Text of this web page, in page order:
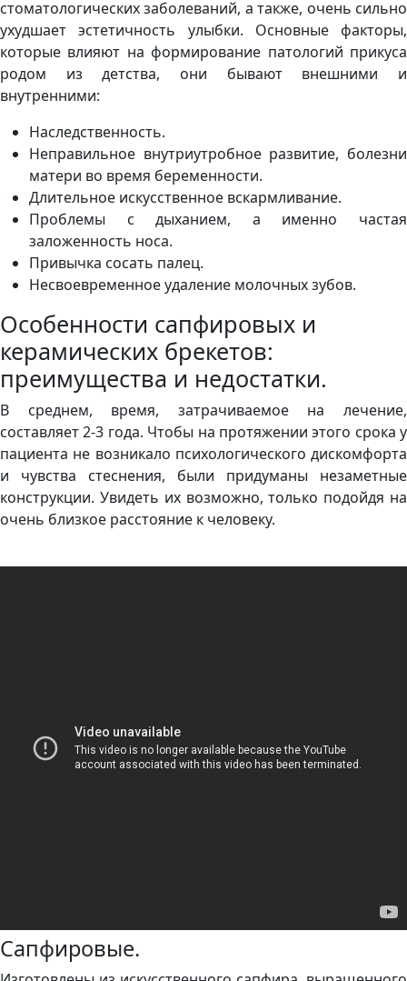
стоматологических заболеваний, а также, очень сильно
ухудшает эстетичность улыбки. Основные факторы,
которые влияют на формирование патологий прикуса
родом из детства, они бывают внешними и
внутренними:
Наследственность.
Неправильное внутриутробное развитие, болезни
матери во время беременности.
Длительное искусственное вскармливание.
Проблемы с дыханием, а именно частая
заложенность носа.
Привычка сосать палец.
Несвоевременное удаление молочных зубов.
Особенности сапфировых и
керамических брекетов:
преимущества и недостатки.
В среднем, время, затрачиваемое на лечение,
составляет 2-3 года. Чтобы на протяжении этого срока у
пациента не возникало психологического дискомфорта
и чувства стеснения, были придуманы незаметные
конструкции. Увидеть их возможно, только подойдя на
очень близкое расстояние к человеку.
Сапфировые.